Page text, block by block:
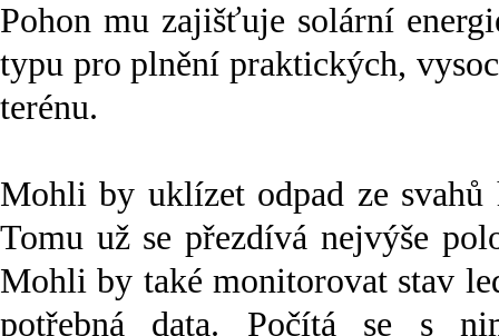
Pohon mu zajišťuje solární
typu pro plnění praktických,
terénu.
Mohli by uklízet odpad ze svahů
Tomu už se přezdívá nejvýše
Mohli by také monitorovat stav
potřebná data. Počítá se s